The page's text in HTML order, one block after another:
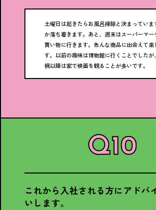
土曜日は起きたらお風呂掃除と決まっていま
か落ち着きます。あと、週末はスーパーマー
買い物に行きます。色んな商品に出会えて楽
す。以前の趣味は博物館に行くことでしたが
禍以降は家で映画を観ることが多いです。
これから入社される方にアドバ
いします。